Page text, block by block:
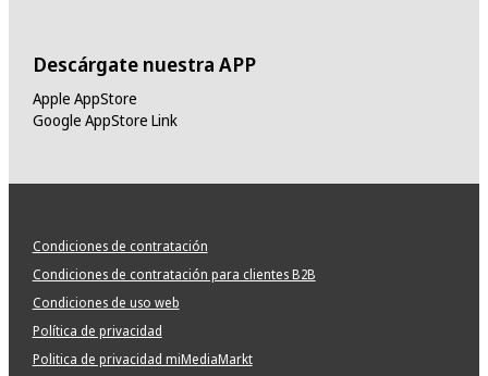
Descárgate nuestra APP
Apple AppStore
Google AppStore Link
Condiciones de contratación
Condiciones de contratación para clientes B2B
Condiciones de uso web
Política de privacidad
Politica de privacidad miMediaMarkt